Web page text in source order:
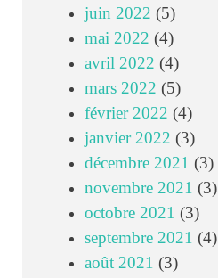
juin 2022 (5)
mai 2022 (4)
avril 2022 (4)
mars 2022 (5)
février 2022 (4)
janvier 2022 (3)
décembre 2021 (3)
novembre 2021 (3)
octobre 2021 (3)
septembre 2021 (4)
août 2021 (3)